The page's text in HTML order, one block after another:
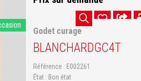
Godet curage
BLANCHARDGC4T
Référence
E002261
État
Bon état